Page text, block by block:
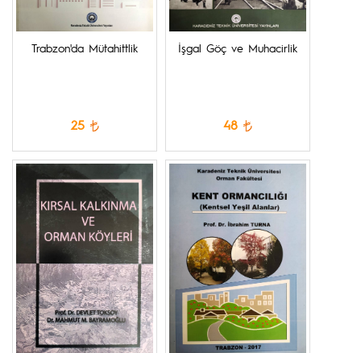
Trabzon'da Mütahittlik
25
İşgal Göç ve Muhacirlik
48